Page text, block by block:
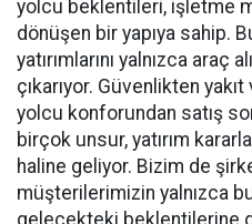
yolcu beklentileri, işletme
dönüşen bir yapıya sahip.
yatırımlarını yalnızca araç
çıkarıyor. Güvenlikten
yolcu konforundan satış
birçok unsur, yatırım
haline geliyor. Bizim de
müşterilerimizin yalnızca
gelecekteki beklentilerine